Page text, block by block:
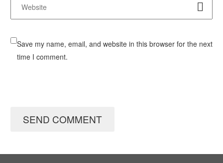
Save my name, email, and website in this browser for the next
time I comment.
SEND COMMENT